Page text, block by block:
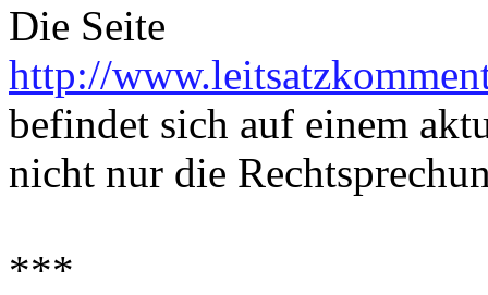
Die Seite
http://
befindet sich auf einem
nicht nur die
***